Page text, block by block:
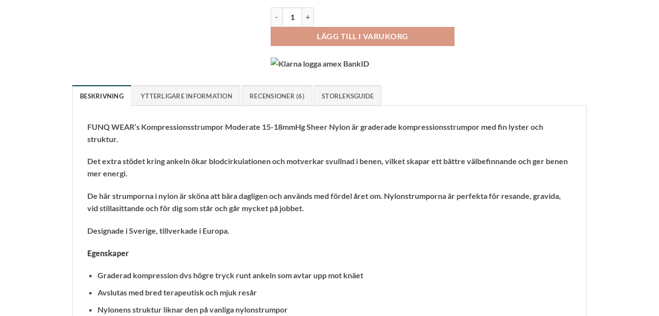
LÄGG TILL I VARUKORG
BESKRIVNING YTTERLIGARE INFORMATION RECENSIONER (6) STORLEKSGUIDE
FUNQ WEAR’s Kompressionsstrumpor Moderate 15-18mmHg Sheer Nylon är graderade kompressionsstrumpor med fin lyster och
struktur.
Det extra stödet kring ankeln ökar blodcirkulationen och motverkar svullnad i benen, vilket skapar ett bättre välbefinnande och ger benen
mer energi.
De här strumporna i nylon är sköna att bära dagligen och används med fördel året om. Nylonstrumporna är perfekta för resande, gravida,
vid stillasittande och för dig som står och går mycket på jobbet.
Designade i Sverige, tillverkade i Europa.
Egenskaper
Graderad kompression dvs högre tryck runt ankeln som avtar upp mot knäet
Avslutas med bred terapeutisk och mjuk resår
Nylonens struktur liknar den på vanliga nylonstrumpor